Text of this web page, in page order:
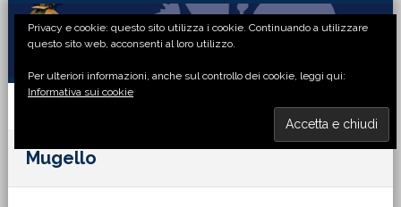
Passa
primaria
Passa
principale
Passa
laterale
Passa
di
Mugello
Privacy e cookie: questo sito utilizza i cookie. Continuando a utilizzare
questo sito web, acconsenti al loro utilizzo.
Per ulteriori informazioni, anche sul controllo dei cookie, leggi qui:
Informativa sui cookie